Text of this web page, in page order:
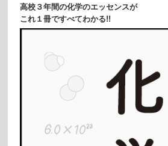
高校３年間の化学のエッセンスが
これ１冊ですべてわかる!!